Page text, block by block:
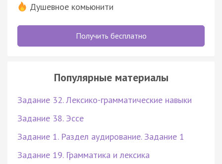
Душевное комьюнити
Получить бесплатно
Популярные материалы
Задание 32. Лексико-грамматические навыки
Задание 38. Эссе
Задание 1. Раздел аудирование. Задание 1
Задание 19. Грамматика и лексика